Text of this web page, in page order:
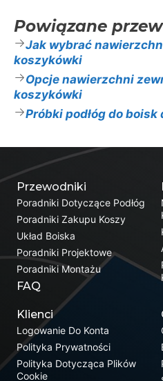
Powiązane
Jak wybrać
koszykówki
Opcje nawierzchni
koszykówki
Próbki podłóg do
Przewodniki
Poradniki Dotyczące Podłóg
Poradniki Zakupu Koszy
Układ Boiska
Poradniki Projektowe
Poradniki Montażu
FAQ
Klienci
Logowanie Do Konta
Polityka Prywatności
Polityka Dotycząca Plików
Cookie